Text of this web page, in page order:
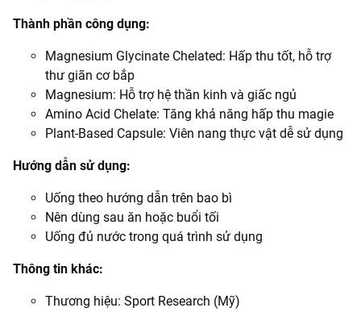
Thành phần công dụng:
Magnesium Glycinate Chelated: Hấp thu tốt, hỗ trợ
thư giãn cơ bắp
Magnesium: Hỗ trợ hệ thần kinh và giấc ngủ
Amino Acid Chelate: Tăng khả năng hấp thu magie
Plant-Based Capsule: Viên nang thực vật dễ sử dụng
Hướng dẫn sử dụng:
Uống theo hướng dẫn trên bao bì
Nên dùng sau ăn hoặc buổi tối
Uống đủ nước trong quá trình sử dụng
Thông tin khác:
Thương hiệu: Sport Research (Mỹ)